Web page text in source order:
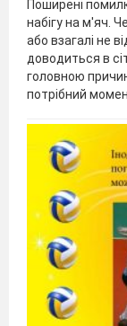
Поширені
набігу на м'яч.
або взагалі не
доводиться в
головною
потрібний